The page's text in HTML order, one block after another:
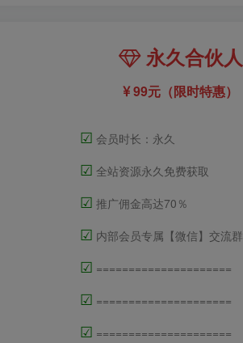
永久合伙人
99元（限时特惠）
☑ 会员时长：永久
☑ 全站资源永久免费获取
☑ 推广佣金高达70％
☑ 内部会员专属【微信】交流群
☑ =====================
☑ =====================
☑ =====================